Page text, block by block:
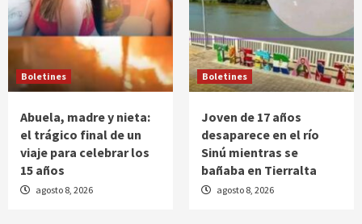
Boletines
Abuela, madre y nieta:
el trágico final de un
viaje para celebrar los
15 años
agosto 8, 2026
Boletines
Joven de 17 años
desaparece en el río
Sinú mientras se
bañaba en Tierralta
agosto 8, 2026